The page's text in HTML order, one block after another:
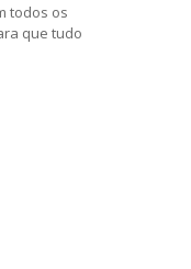
todos os
que tudo